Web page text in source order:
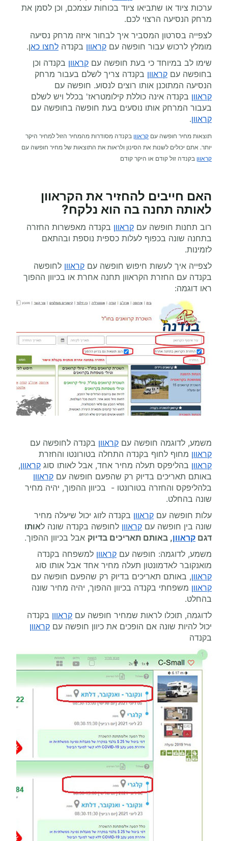
ערכות ציוד או שתביאו ציוד בכוחות עצמכם, וכן לסמן את
מרחק הנסיעה הרצוי לכם.
לצפייה בסרטון המסביר איך לבחור איזה מרחק נסיעה
מומלץ לרכוש עבור חופשה עם קראוון בקנדה לחצו כאן.
שימו לב במיוחד כי בעת חופשה עם קראוון בקנדה וכן
בחופשה עם קראוון בקנדה צריך לשלם בעבור מרחק
הנסיעה המתוכנן אותו רוצים לנסוע. חופשה עם
קראוון בקנדה אינה כוללת קילומטראז' בכלל ויש לשלם
בעבור המרחק אותו נוסעים בעת חופשה בחופשה עם
קראוון.
תוצאות מחיר חופשה עם קראוון בקנדה מסודרות מהמחיר הזול למחיר היקר
יותר. אתם יכולים לשנות את הסינון ולראות את התוצאות של מחיר חופשה עם
קראוון בקנדה זול קודם או היקר קודם
האם חייבים להחזיר את הקראוון
לאותה תחנה בה הוא נלקח?
רוב תחנות חופשה עם קראוון בקנדה מאפשרות החזרה
בתחנה שונה בכפוף לעלות כספית נוספת ובהתאם
לזמינות.
לצפייה איך לעשות חיפוש חופשה עם קראוון לחופשה
בקנדה עם החזרת הקראוון תחנה אחרת או בכיוון ההפוך
ראו דוגמה:
משמע, לדוגמה חופשה עם קראוון בקנדה לחופשה עם
קראוון מחוף לחוף בקנדה התחלה בטורונטו והחזרת
קראוון בהליפקס תעלה מחיר אחד, אבל לאותו סוג קראוון,
באותם תאריכים בדיוק רק שהפעם חופשה עם קראוון
בלהליפקס והחזרה בטורונטו - בכיוון ההפוך, יהיה מחיר
שונה בהחלט.
עלות חופשה עם קראוון בקנדה לזוג יכול שיעלה מחיר
שונה בין חופשה עם קראוון לחופשה בקנדה שונה לאותו
דגם קראוון, באותם תאריכים בדיוק אבל בכיוון ההפוך.
משמע, לדוגמה: חופשה עם קראוון למשפחה בקנדה
מואנקובר לאדמונטון תעלה מחיר אחד אבל אותו סוג
קראוון, באותם תאריכים בדיוק רק שהפעם חופשה עם
קראוון משפחתי בקנדה בכיוון ההפוך, יהיה מחיר שונה
בהחלט.
לדוגמה, תוכלו לראות שמחיר חופשה עם קראוון בקנדה
יכול להיות שונה אם הופכים את כיוון חופשה עם קראוון
בקנדה